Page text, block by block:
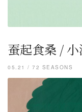
蚕起食桑 / 小
05.21 / 72 SEASONS